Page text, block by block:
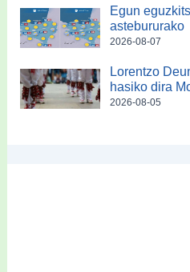
Egun
astebururako
2026-08-07
Lorentzo
hasiko dira
2026-08-05